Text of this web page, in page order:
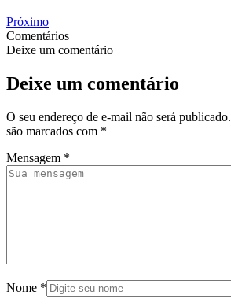
Próximo
Comentários
Deixe um comentário
Deixe um comentário
O seu endereço de e-mail não será publicado.
são marcados com *
Mensagem *
Nome *